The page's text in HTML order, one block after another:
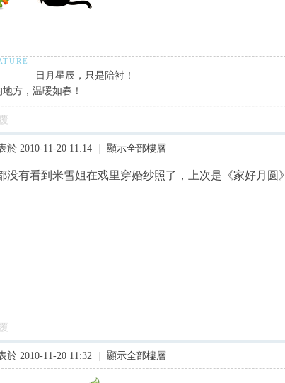
日月星辰，只是陪衬！
方，温暖如春！
於 2010-11-20 11:14 顯示全部樓層
没有看到米雪姐在戏里穿婚纱照了，上次是《家好月圆》
於 2010-11-20 11:32 顯示全部樓層